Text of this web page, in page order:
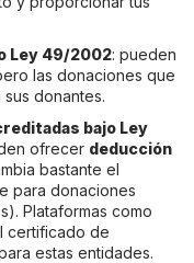
Ley 49/2002: pueden
las donaciones que
donantes.
bajo Ley
ofrecer deducción
bastante el
para donaciones
Plataformas como
certificado de
estas entidades.